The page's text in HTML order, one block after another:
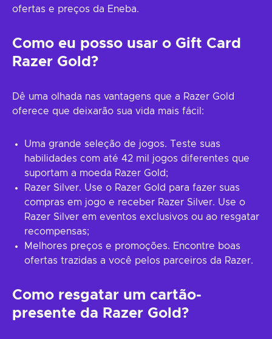
ofertas e preços da Eneba.
Como eu posso usar o Gift Card
Razer Gold?
Dê uma olhada nas vantagens que a Razer Gold
oferece que deixarão sua vida mais fácil:
Uma grande seleção de jogos. Teste suas
habilidades com até 42 mil jogos diferentes que
suportam a moeda Razer Gold;
Razer Silver. Use o Razer Gold para fazer suas
compras em jogo e receber Razer Silver. Use o
Razer Silver em eventos exclusivos ou ao resgatar
recompensas;
Melhores preços e promoções. Encontre boas
ofertas trazidas a você pelos parceiros da Razer.
Como resgatar um cartão-
presente da Razer Gold?